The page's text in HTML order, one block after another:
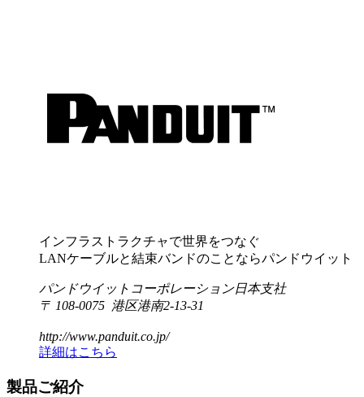
インフラストラクチャで世界をつなぐ
LANケーブルと結束バンドのことならパンドウイット
パンドウイットコーポレーション日本支社
〒 108-0075 港区港南2-13-31
http://www.panduit.co.jp/
詳細はこちら
製品ご紹介